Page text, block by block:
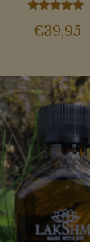
5.00
uit 5
€39,95